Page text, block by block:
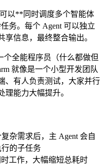
以**同时调度多个智能体
务。每个 Agent 可以独立
信息，最终整合输出。
个全能程序员（什么都做但
就像是一个小型开发团队
有人负责测试，大家并行
理能力大幅提升。
杂需求后，主 Agent 会自
的子任务
时工作，大幅缩短总耗时